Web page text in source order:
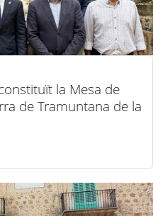
la Mesa de
de Tramuntana de la